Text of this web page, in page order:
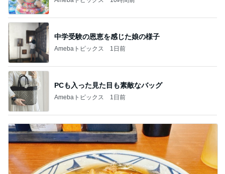
中学受験の恩恵を感じた娘の様子
Amebaトピックス 1日前
PCも入った見た目も素敵なバッグ
Amebaトピックス 1日前